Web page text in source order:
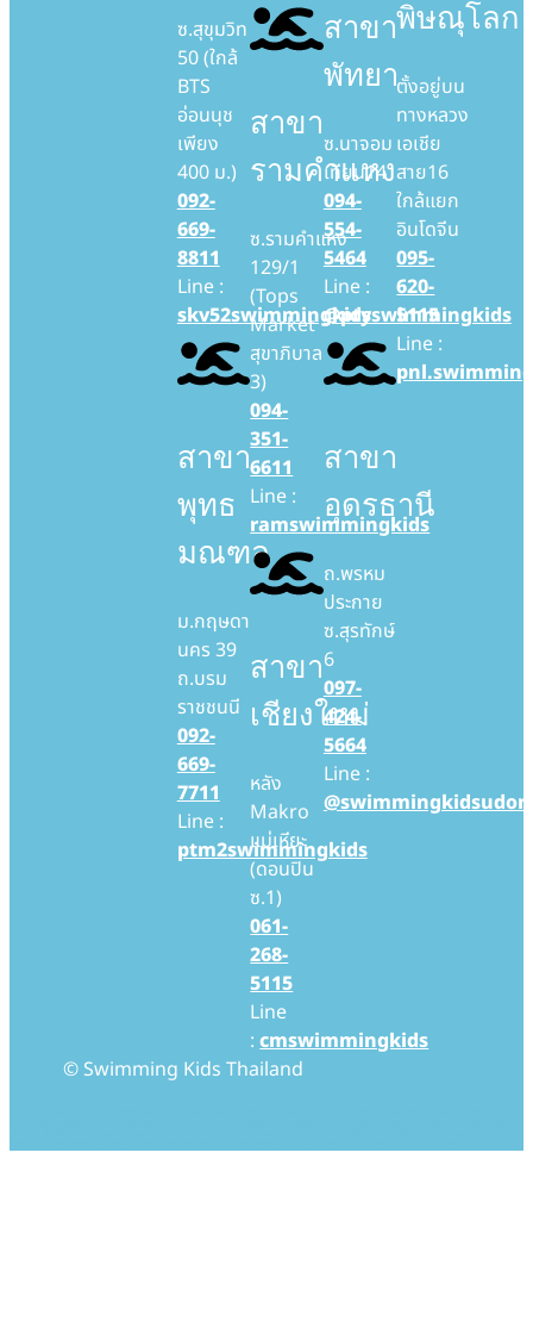
ซ.สุขุมวิท
50 (ใกล้
BTS
อ่อนนุช
เพียง
400 ม.)
092-
669-
8811
Line :
skv52swimmingkids
สาขา
พุทธ
มณฑล
ม.กฤษดา
นคร 39
ถ.บรม
ราชชนนี
092-
669-
7711
Line :
ptm2swimmingkids
สาขา
รามคำแหง
ซ.รามคำแหง
129/1
(Tops
Market
สุขาภิบาล
3)
094-
351-
6611
Line :
ramswimmingkids
สาขา
เชียงใหม่
หลัง
Makro
แม่เหียะ
(ดอนปิน
ซ.1)
061-
268-
5115
Line
:cmswimmingkids
สาขา
พัทยา
ซ.นาจอม
เทียน14
094-
554-
5464
Line :
@ptyswimmingkids
สาขา
อุดรธานี
ถ.พรหม
ประกาย
ซ.สุรทักษ์
6
097-
424-
5664
Line :
@swimmingkidsudon
พิษณุโลก
ตั้งอยู่บน
ทางหลวง
เอเชีย
สาย16
ใกล้แยก
อินโดจีน
095-
620-
5115
Line :
© Swimming Kids Thailand